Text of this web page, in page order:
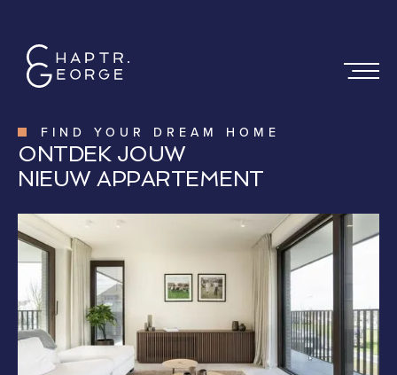
FIND YOUR DREAM HOME
ONTDEK JOUW
NIEUW APPARTEMENT